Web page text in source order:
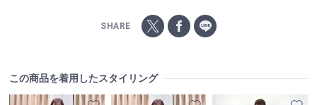
SHARE
この商品を着用したスタイリング